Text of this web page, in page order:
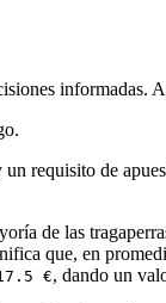
requisito de
de las
que, en
€, dando un